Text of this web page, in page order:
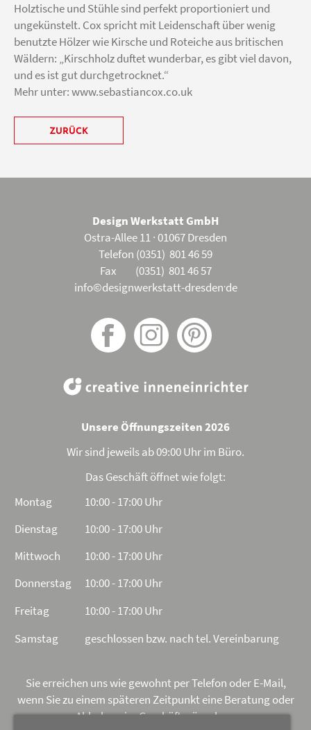
Holztische und Stühle sind perfekt proportioniert und
ungekünstelt. Cox spricht mit Leidenschaft über wenig
benutzte Hölzer wie Kirsche und Roteiche aus britischen
Wäldern: „Kirschholz duftet wunderbar, es gibt viel davon,
und es ist gut durchgetrocknet.“
Mehr unter:www.sebastiancox.co.uk
ZURÜCK
Design Werkstatt GmbH
Ostra-Allee 11 · 01067 Dresden
Telefon (0351) 801 46 59
Fax (0351) 801 46 57
info©designwerkstatt-dresden.de
Unsere Öffnungszeiten 2026
Wir sind jeweils ab 09:00 Uhr im Büro.
Das Geschäft öffnet wie folgt:
Montag
10:00 - 17:00 Uhr
Dienstag
10:00 - 17:00 Uhr
Mittwoch
10:00 - 17:00 Uhr
Donnerstag
10:00 - 17:00 Uhr
Freitag
10:00 - 17:00 Uhr
Samstag
geschlossen bzw. nach tel. Vereinbarung
Sie erreichen uns wie gewohnt per Telefon oder E-Mail,
wenn Sie zu einem späteren Zeitpunkt eine Beratung oder
Abholung im Geschäft wünschen.